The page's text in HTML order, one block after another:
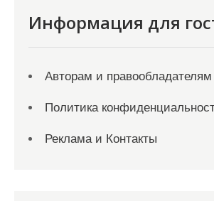
Информация для
Авторам и правообладателям
Политика
Реклама и Контакты